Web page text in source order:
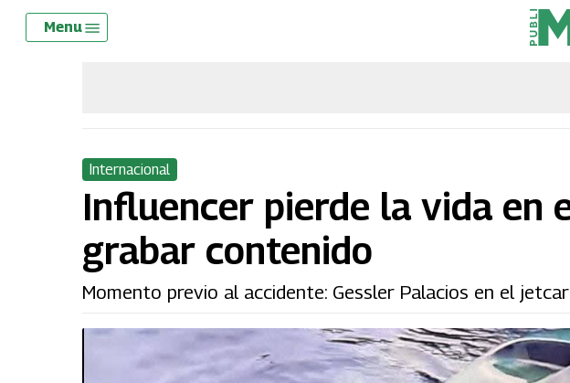
Skip
Menu
Internacional
Influencer pierde la vida en
grabar contenido
Momento previo al accidente: Gessler Palacios en el
Menu